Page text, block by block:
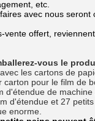
etc.
avec nous seront
vente offert,
vous le
les cartons de
carton pour le film de
d'étendue de
d'étendue et 27
enorme.